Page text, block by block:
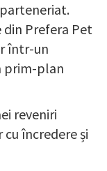
din Prefera Pet
într-un
prim-plan
reveniri
încredere și